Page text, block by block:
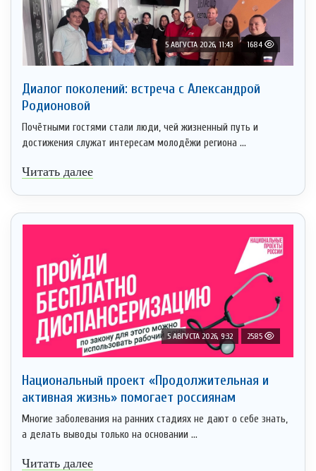
5 АВГУСТА 2026, 11:43 1684
Диалог поколений: встреча с Александрой
Родионовой
Почётными гостями стали люди, чей жизненный путь и
достижения служат интересам молодёжи региона ...
Читать далее
5 АВГУСТА 2026, 9:32 2585
Национальный проект «Продолжительная и
активная жизнь» помогает россиянам
Многие заболевания на ранних стадиях не дают о себе знать,
а делать выводы только на основании ...
Читать далее